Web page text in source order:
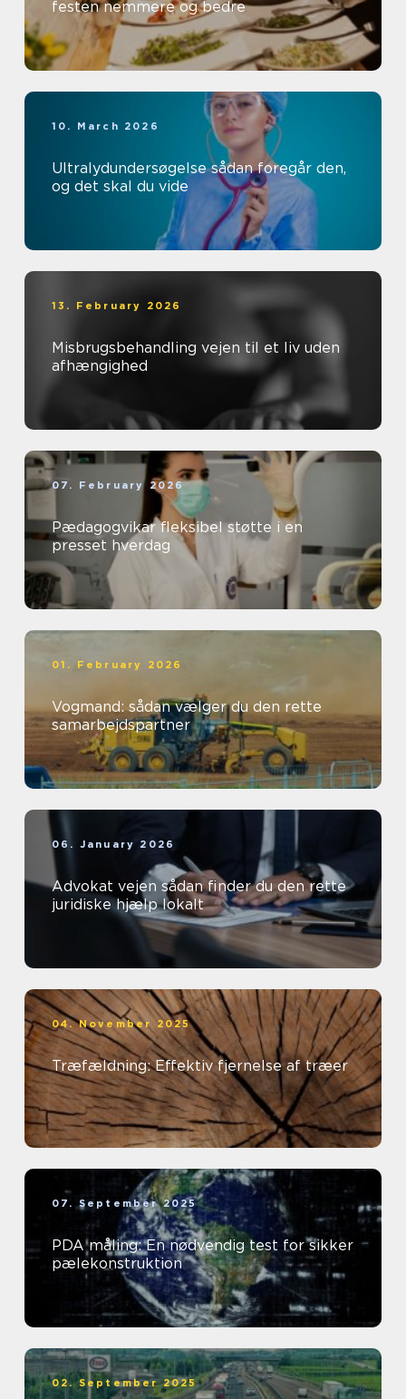
festen nemmere og bedre
10. March 2026
Ultralydundersøgelse sådan foregår den,
og det skal du vide
13. February 2026
Misbrugsbehandling vejen til et liv uden
afhængighed
07. February 2026
Pædagogvikar fleksibel støtte i en
presset hverdag
01. February 2026
Vogmand: sådan vælger du den rette
samarbejdspartner
06. January 2026
Advokat vejen sådan finder du den rette
juridiske hjælp lokalt
04. November 2025
Træfældning: Effektiv fjernelse af træer
07. September 2025
PDA måling: En nødvendig test for sikker
pælekonstruktion
02. September 2025